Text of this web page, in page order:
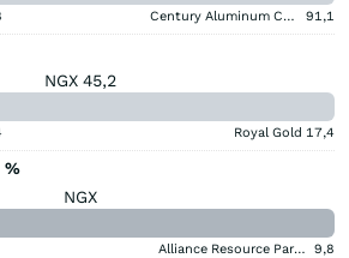
Century Aluminum Company 91,1
NGX 45,2
Royal Gold 17,4
%
NGX
Alliance Resource Partners 9,8